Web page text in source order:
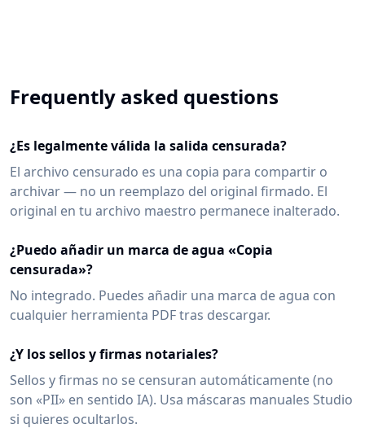
Frequently asked questions
¿Es legalmente válida la salida censurada?
El archivo censurado es una copia para compartir o
archivar — no un reemplazo del original firmado. El
original en tu archivo maestro permanece inalterado.
¿Puedo añadir un marca de agua «Copia
censurada»?
No integrado. Puedes añadir una marca de agua con
cualquier herramienta PDF tras descargar.
¿Y los sellos y firmas notariales?
Sellos y firmas no se censuran automáticamente (no
son «PII» en sentido IA). Usa máscaras manuales Studio
si quieres ocultarlos.